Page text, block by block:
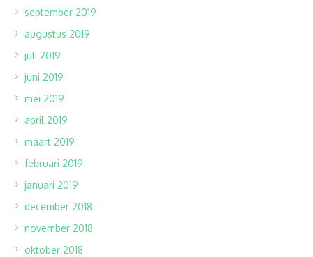
september 2019
augustus 2019
juli 2019
juni 2019
mei 2019
april 2019
maart 2019
februari 2019
januari 2019
december 2018
november 2018
oktober 2018